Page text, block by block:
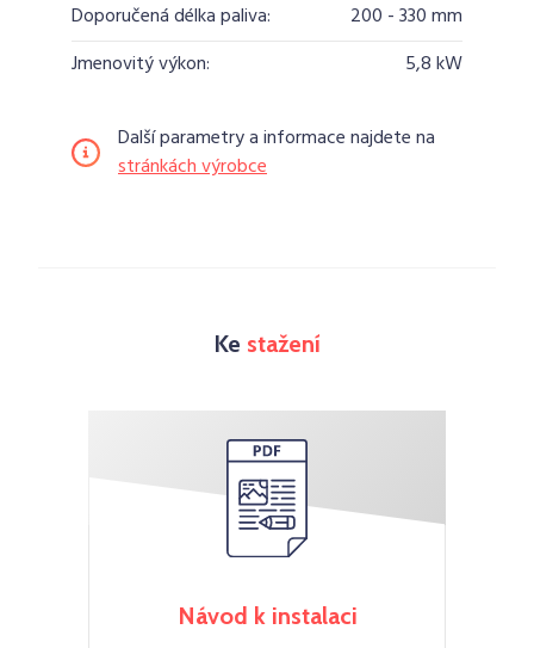
Doporučená délka paliva:
200 - 330 mm
Jmenovitý výkon:
5,8 kW
Další parametry a informace najdete na
stránkách výrobce
Ke stažení
Návod k instalaci